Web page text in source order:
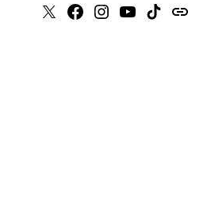
X Faceboook
Instagram
YoutubeTiktokissuu